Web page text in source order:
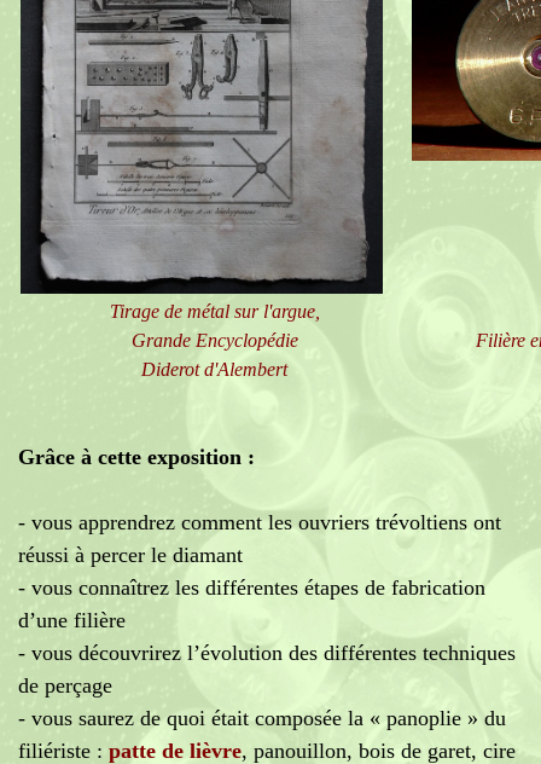
Tirage de métal sur l'argue,
Grande Encyclopédie
Diderot d'Alembert
Filière
Grâce à cette exposition :
- vous apprendrez comment les ouvriers trévoltiens ont
réussi à percer le diamant
- vous connaîtrez les différentes étapes de fabrication
d’une filière
- vous découvrirez l’évolution des différentes techniques
de perçage
- vous saurez de quoi était composée la « panoplie » du
filiériste : patte de lièvre, panouillon, bois de garet, cire